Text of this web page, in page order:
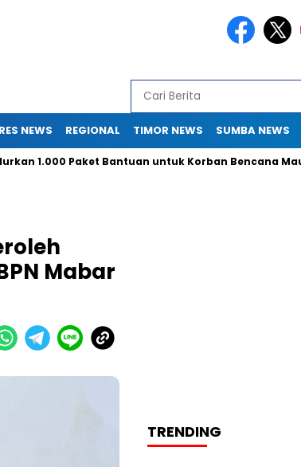
NEWS REGIONAL TIMOR NEWS SUMBA NEWS
Paket Bantuan untuk Korban Bencana Mauponggo
Mabar
TRENDING